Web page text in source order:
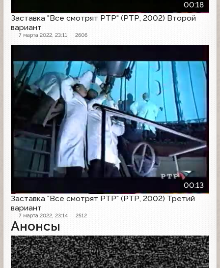
00:18
Заставка "Все смотрят РТР" (РТР, 2002) Второй
вариант
7 марта 2022, 23:11 2606
00:13
Заставка "Все смотрят РТР" (РТР, 2002) Третий
вариант
7 марта 2022, 23:14 2512
Анонсы
Анонс